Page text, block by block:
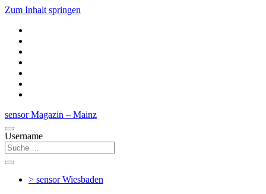
Zum Inhalt springen
sensor Magazin – Mainz
Username
> sensorWiesbaden